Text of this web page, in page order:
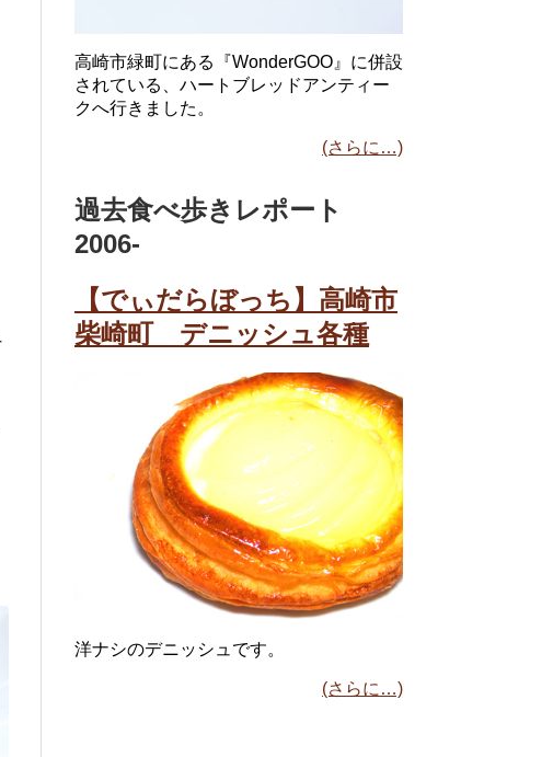
高崎市緑町にある『WonderGOO』に併設
されている、ハートブレッドアンティー
クへ行きました。
(さらに…)
過去食べ歩きレポート
2006-
【でぃだらぼっち】高崎市
柴崎町 デニッシュ各種
洋ナシのデニッシュです。
(さらに…)